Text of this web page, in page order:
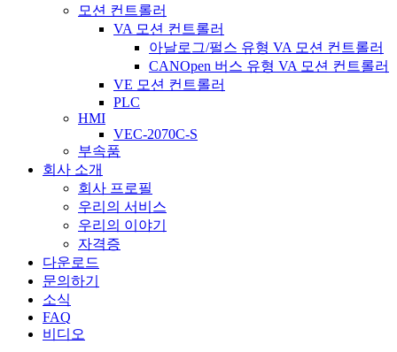
모션 컨트롤러
VA 모션 컨트롤러
아날로그/펄스 유형 VA 모션 컨트롤러
CANOpen 버스 유형 VA 모션 컨트롤러
VE 모션 컨트롤러
PLC
HMI
VEC-2070C-S
부속품
회사 소개
회사 프로필
우리의 서비스
우리의 이야기
자격증
다운로드
문의하기
소식
FAQ
비디오